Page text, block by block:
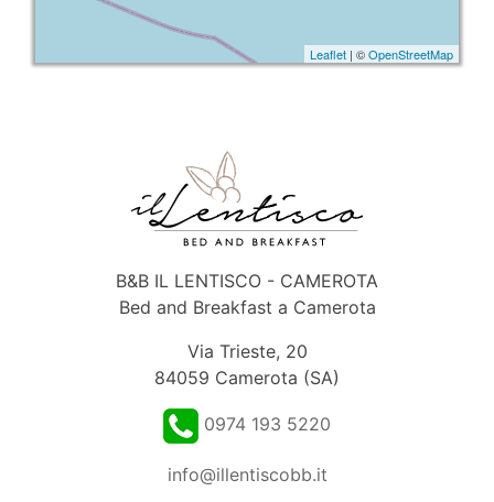
Leaflet | ©OpenStreetMap
B&B IL LENTISCO - CAMEROTA
Bed and Breakfast a Camerota
Via Trieste, 20
84059 Camerota (SA)
0974 193 5220
info@illentiscobb.it